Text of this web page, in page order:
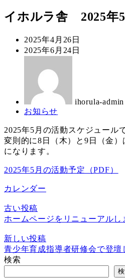
イホルラ舎 2025年
投
稿
2025年4月26日
更
2025年6月24日
ihorula-admin
カ
ゴ
リ
ー
お知らせ
2025年5月の活動スケジュール
変則的に8日（木）と9日（金）
になります。
2025年5月の活動予定（PDF）
カレンダー
古い投稿
ホームページをリニューアルし
新しい投稿
青少年育成指導者研修会で登壇
検索